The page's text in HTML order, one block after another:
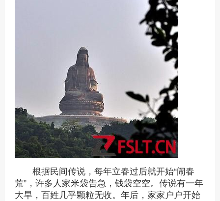
根据民间传说，每年立春过后就开始“闹春
荒”，许多人家米袋告急，钱袋空空。传说有一年
大旱，百姓几乎颗粒无收。年后，家家户户开始